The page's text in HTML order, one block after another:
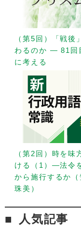
（第5回）「戦後
わるのか — 81回
に考える
（第2回）時を味
ける（1）—法令
から施行するか（
珠美）
人気記事